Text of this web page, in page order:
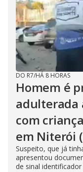
DO R7/HÁ 8 HORAS
Homem é
adulterada
com
em Niterói
Suspeito, que já
apresentou
de sinal identificador